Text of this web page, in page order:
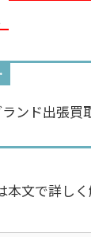
ンド出張買
文で詳しく